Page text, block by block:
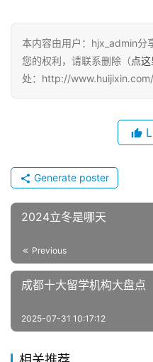
本内容由用户：hjx_admin分
您的权利，请联系删除（点
处：http://
Generate poster
2024立冬是哪天
Previous
成都十大留学机构大盘点
2025-07-31 10:17:12